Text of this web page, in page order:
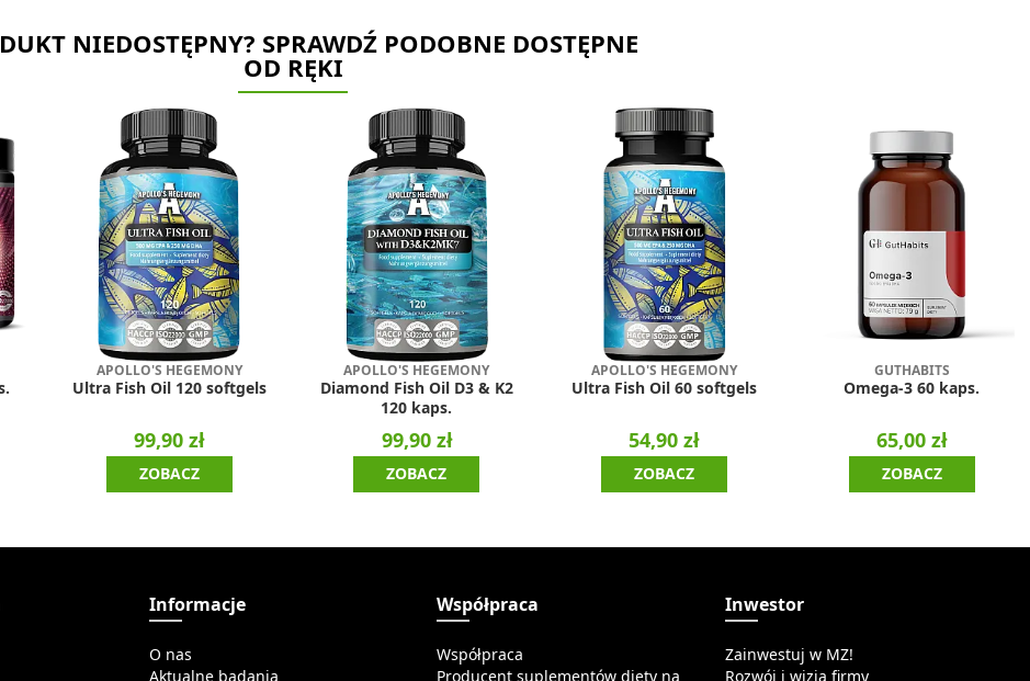
NIEDOSTĘPNY? SPRAWDŹ PODOBNE DOSTĘPNE
OD RĘKI
APOLLO'S HEGEMONY
Ultra Fish Oil 120 softgels
99,90 zł
ZOBACZ
APOLLO'S HEGEMONY
Diamond Fish Oil D3 & K2
120 kaps.
99,90 zł
ZOBACZ
APOLLO'S HEGEMONY
Ultra Fish Oil 60 softgels
54,90 zł
ZOBACZ
GUTHABITS
Omega-3 60 kaps.
65,00 zł
ZOBACZ
Informacje
O nas
Aktualne badania
Współpraca
Współpraca
Producent suplementów diety na
Inwestor
Zainwestuj w MZ!
Rozwój i wizja firmy